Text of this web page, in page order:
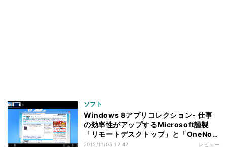
ソフト
Windows 8アプリコレクション- 仕事
の効率性がアップするMicrosoft謹製
「リモートデスクトップ」と「OneNote
MX」
2012/11/05 12:42 レビュー